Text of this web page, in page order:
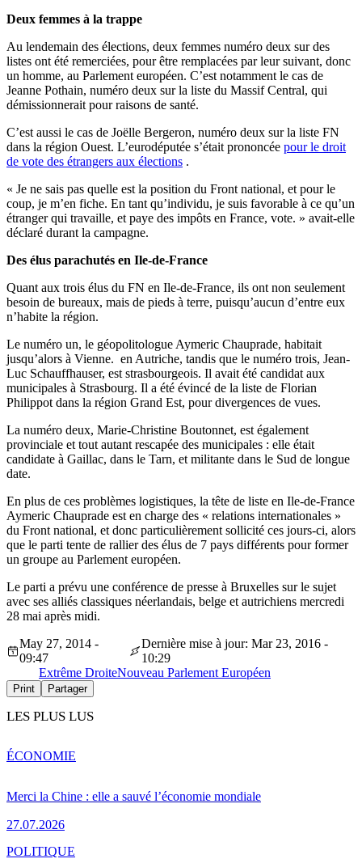
Deux femmes à la trappe
Au lendemain des élections, deux femmes numéro deux sur des
listes ont été remerciées, pour être remplacées par leur suivant, donc
un homme, au Parlement européen. C’est notamment le cas de
Jeanne Pothain, numéro deux sur la liste du Massif Central, qui
démissionnerait pour raisons de santé.
C’est aussi le cas de Joëlle Bergeron, numéro deux sur la liste FN
dans la région Ouest. L’eurodéputée s’était prononcée pour le droit
de vote des étrangers aux élections .
« Je ne sais pas quelle est la position du Front national, et pour le
coup, je m’en fiche. En tant qu’individu, je suis favorable à ce qu’un
étranger qui travaille, et paye des impôts en France, vote. » avait-elle
déclaré durant la campagne.
Des élus parachutés en Ile-de-France
Quant aux trois élus du FN en Ile-de-France, ils ont non seulement
besoin de bureaux, mais de pieds à terre, puisqu’aucun d’entre eux
n’habite la région.
Le numéro un, le géopolitologue Aymeric Chauprade, habitait
jusqu’alors à Vienne. en Autriche, tandis que le numéro trois, Jean-
Luc Schauffhauser, est strasbourgeois. Il avait été candidat aux
municipales à Strasbourg. Il a été évincé de la liste de Florian
Philippot dans la région Grand Est, pour divergences de vues.
La numéro deux, Marie-Christine Boutonnet, est également
provinciale et tout autant rescapée des municipales : elle était
candidate à Gaillac, dans le Tarn, et militante dans le Sud de longue
date.
En plus de ces problèmes logistiques, la tête de liste en Ile-de-France
Aymeric Chauprade est en charge des « relations internationales »
du Front national, et donc particulièrement sollicité ces jours-ci, alors
que le parti tente de rallier des élus de 7 pays différents pour former
un groupe au Parlement européen.
Le parti a prévu une conférence de presse à Bruxelles sur le sujet
avec ses alliés classiques néerlandais, belge et autrichiens mercredi
28 mai après midi.
May 27, 2014 -
09:47
Dernière mise à jour: Mar 23, 2016 -
10:29
Extrême DroiteNouveau Parlement Européen
Print Partager
LES PLUS LUS
Merci la Chine : elle a sauvé l’économie mondiale
27.07.2026
ÉCONOMIE
POLITIQUE